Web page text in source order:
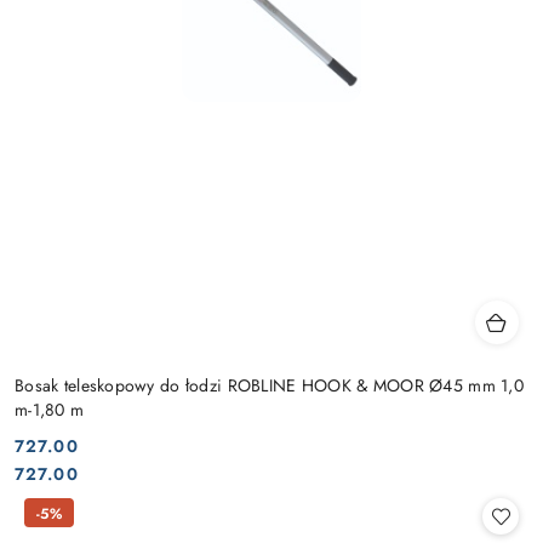
Bosak teleskopowy do łodzi ROBLINE HOOK & MOOR Ø45 mm 1,0
m-1,80 m
Cena:
727.00
Cena:
727.00
-5%